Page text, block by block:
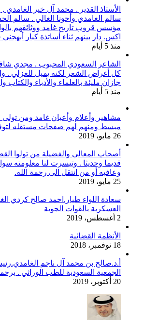
الأستاذ القدير . محمد آل خير
سالم الغامدي وأخونا الغالي . سالم
مؤسس قروب تاريخ غامد ووثائقهم
اكس. دار بينهم ثناء أساتذة كبار أبهجني
منذ 5 أيام
الشاعر السعودي المحبوب . مجدي
كل أغراض الشعر لكنه يميل للغزلي .
جازان مليئة بالعلماء والأدباء والكتاب
منذ 5 أيام
مشاهير وأعلام وأعيان غامد ومن
مبسط ومنهم لهم صفحات مستقله
26 مايو، 2019
أصحاب المعالي والفضيلة من تولوا
قديما وحديثا . وتيسرت لنا معلومته
وعافيه أو من انتقل الى رحمة الله.
25 مايو، 2019
سعادة اللواء طيار.احمد صالح كردي
العسكرية بالقوات الجوية
2 أغسطس، 2019
الأنظمة القضائية
18 نوفمبر، 2018
أ.د.صالح بن محمد آل ناجم
الجمعية السعودية للطب الوراثي .
20 أكتوبر، 2019